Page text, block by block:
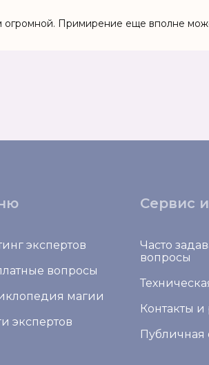
Примирение еще вполне
экспертов
вопросы
магии
экспертов
Сервис
Часто
вопросы
Контакты
Публичная